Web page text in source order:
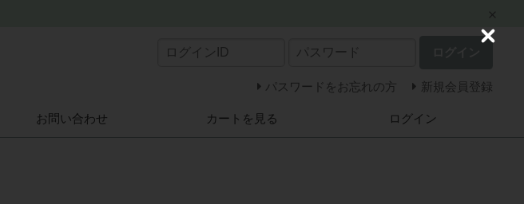
パスワードをお忘れの方 新規会員登録
お問い合わせ カートを見る ログイン
C
s
e